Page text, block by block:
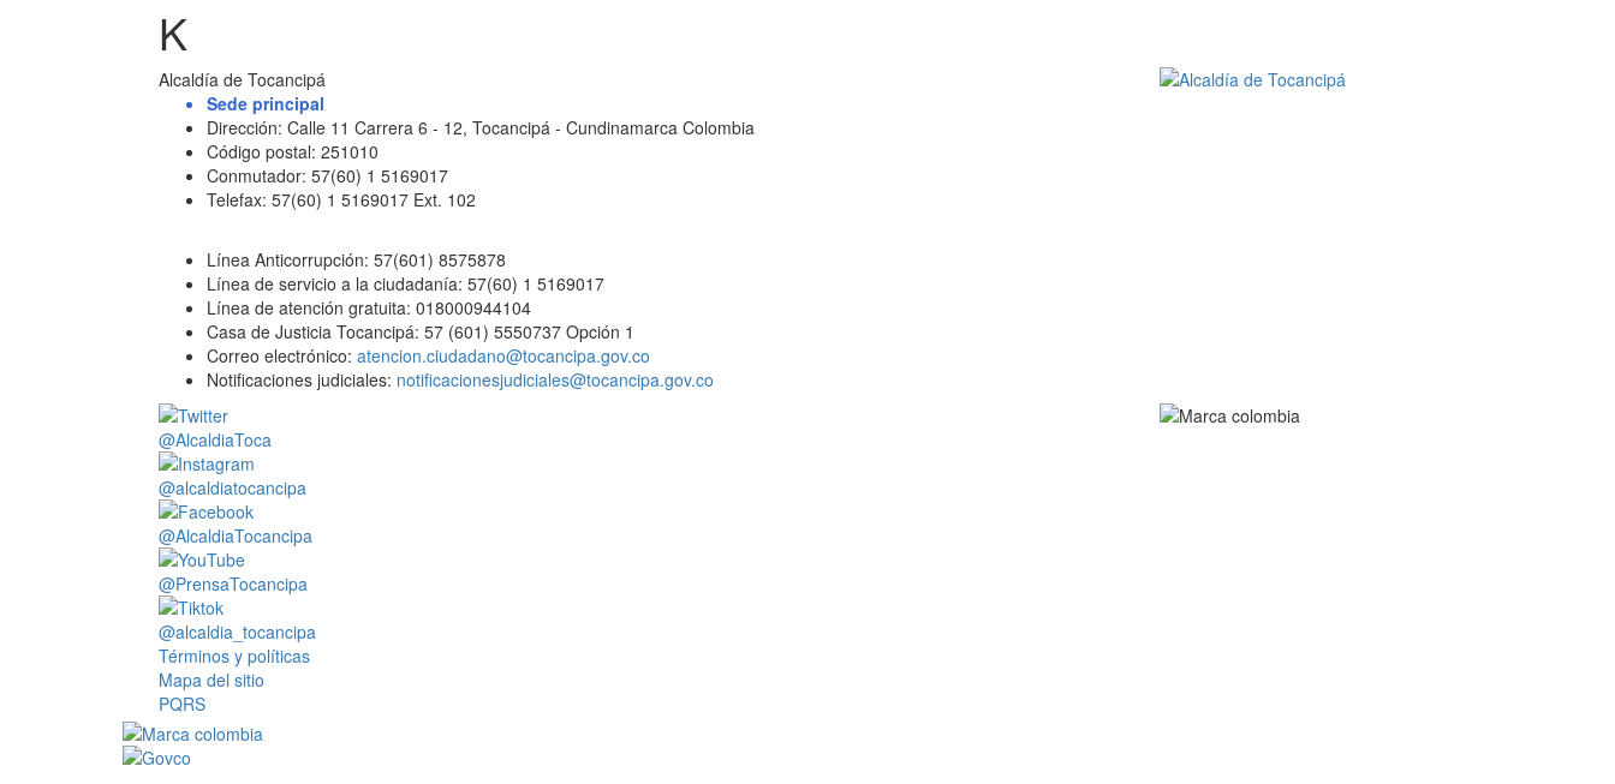
K
Alcaldía de Tocancipá
Sede principal
Dirección: Calle 11 Carrera 6 - 12, Tocancipá - Cundinamarca Colombia
Código postal: 251010
Conmutador: 57(60) 1 5169017
Telefax: 57(60) 1 5169017 Ext. 102
Línea Anticorrupción: 57(601) 8575878
Línea de servicio a la ciudadanía: 57(60) 1 5169017
Línea de atención gratuita: 018000944104
Casa de Justicia Tocancipá: 57 (601) 5550737 Opción 1
Correo electrónico: atencion.ciudadano@tocancipa.gov.co
Notificaciones judiciales: notificacionesjudiciales@tocancipa.gov.co
@AlcaldiaToca
@alcaldiatocancipa
@AlcaldiaTocancipa
@PrensaTocancipa
@alcaldia_tocancipa
Términos y políticas
Mapa del sitio
PQRS